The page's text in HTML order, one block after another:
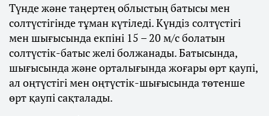
Түнде және таңертең облыстың батысы мен
солтүстігінде тұман күтіледі. Күндіз солтүстігі
мен шығысында екпіні 15 – 20 м/с болатын
солтүстік-батыс желі болжанады. Батысында,
шығысында және орталығында жоғары өрт қаупі,
ал оңтүстігі мен оңтүстік-шығысында төтенше
өрт қаупі сақталады.